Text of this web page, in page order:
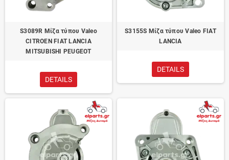
S3089R Μίζα τύπου Valeo
CITROEN FIAT LANCIA
MITSUBISHI PEUGEOT
DETAILS
S3155S Μίζα τύπου Valeo FIAT
LANCIA
DETAILS